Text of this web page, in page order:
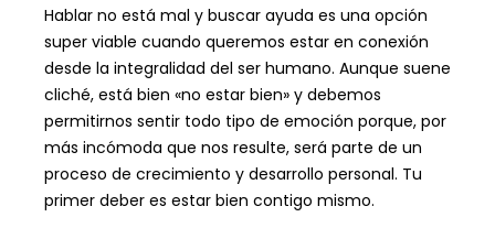
Hablar no está mal y buscar ayuda es una opción
super viable cuando queremos estar en conexión
desde la integralidad del ser humano. Aunque suene
cliché, está bien «no estar bien» y debemos
permitirnos sentir todo tipo de emoción porque, por
más incómoda que nos resulte, será parte de un
proceso de crecimiento y desarrollo personal. Tu
primer deber es estar bien contigo mismo.